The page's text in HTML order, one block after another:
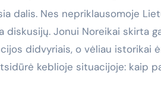
dalis. Nes nepriklausomoje
diskusijų. Jonui Noreikai skirta
didvyriais, o vėliau istorikai
keblioje situacijoje: kaip